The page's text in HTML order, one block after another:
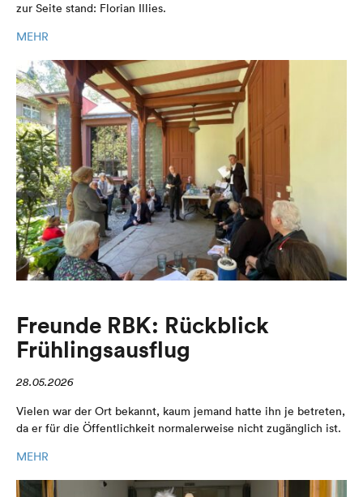
zur Seite stand: Florian Illies.
MEHR
Freunde RBK: Rückblick
Frühlingsausflug
28.05.2026
Vielen war der Ort bekannt, kaum jemand hatte ihn je betreten,
da er für die Öffentlichkeit normalerweise nicht zugänglich ist.
MEHR